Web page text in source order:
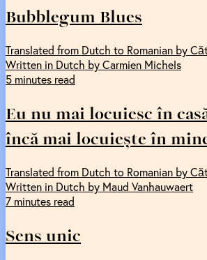
Bubblegum Blues
Translated from Dutch to Romanian by
Written in Dutch by Carmien Michels
5 minutes read
Eu nu mai locuiesc în
încă mai locuiește în
Translated from Dutch to Romanian by
Written in Dutch by Maud Vanhauwaert
7 minutes read
Sens unic